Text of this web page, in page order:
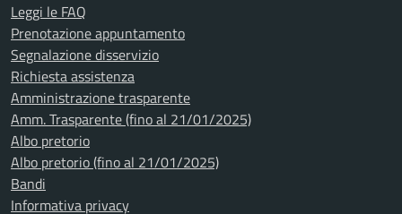
Leggi le FAQ
Prenotazione appuntamento
Segnalazione disservizio
Richiesta assistenza
Amministrazione trasparente
Amm. Trasparente (fino al 21/01/2025)
Albo pretorio
Albo pretorio (fino al 21/01/2025)
Bandi
Informativa privacy